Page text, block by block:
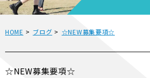
HOME > ブログ > ☆NEW募集要項☆
☆NEW募集要項☆